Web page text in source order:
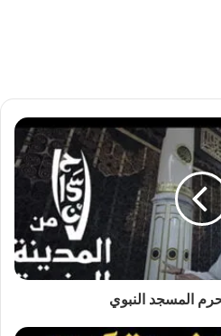
المسجد النبوي